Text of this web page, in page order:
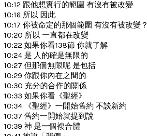
10:12 跟他想實行的範圍 有沒有被改變
10:16 所以 因此
10:17 你被命定的那個範圍 有沒有被改變？
10:20 所以 一直都在改變
10:22 如果你看138節 你就了解
10:24 是 人的確是無限的
10:27 但那個無限呢 是包括
10:29 你跟你內在之間的
10:30 充分的合作的關係
10:33 如果你看《聖經》
10:34 《聖經》一開始舊約 不談新約
10:37 舊約一開始就提到說
10:39 神 是一個複合體